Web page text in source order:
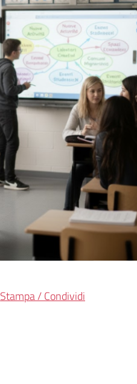
Stampa / Condividi